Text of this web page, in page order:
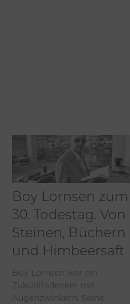
Boy Lornsen zum
30. Todestag. Von
Steinen, Büchern
und Himbeersaft
Boy Lornsen war ein
Zukunftsdenker mit
Augenzwinkern. Seine